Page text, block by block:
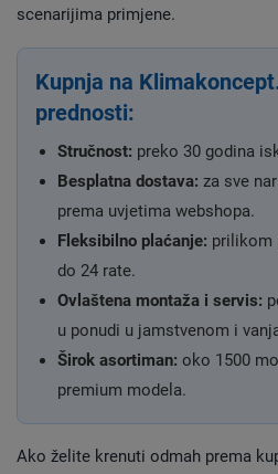
scenarijima primjene.
Kupnja na
prednosti:
Stručnost: preko 30 godina
Besplatna dostava: za sve
prema uvjetima webshopa.
Fleksibilno plaćanje: prilikom
do 24 rate.
Ovlaštena montaža i servis:
u ponudi u jamstvenom i
Širok asortiman: oko 1500
premium modela.
Ako želite krenuti odmah prema